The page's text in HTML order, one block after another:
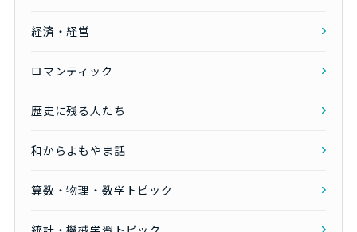
経済・経営
ロマンティック
歴史に残る人たち
和からよもやま話
算数・物理・数学トピック